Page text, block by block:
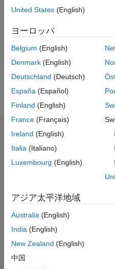
Following:
Follow
バッジ
zafran
khan's
MATLAB
バッジ
す
て
United States (English)
ヨーロッパ
Belgium (English)
Denmark (English)
Deutschland (Deutsch)
España (Español)
Finland (English)
France (Français)
Ireland (English)
Italia (Italiano)
Luxembourg (English)
アジア太平洋地域
Australia (English)
India (English)
New Zealand (English)
中国